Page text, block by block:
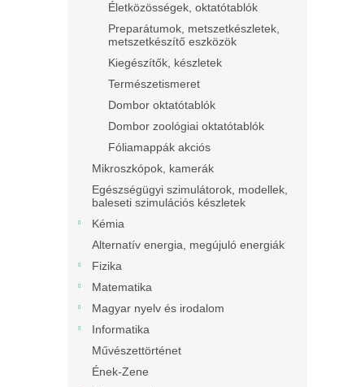
Életközösségek, oktatótablók
Preparátumok, metszetkészletek,
metszetkészítő eszközök
Kiegészítők, készletek
Természetismeret
Dombor oktatótablók
Dombor zoológiai oktatótablók
Fóliamappák akciós
Mikroszkópok, kamerák
Egészségügyi szimulátorok, modellek,
baleseti szimulációs készletek
Kémia
Alternatív energia, megújuló energiák
Fizika
Matematika
Magyar nyelv és irodalom
Informatika
Művészettörténet
Ének-Zene